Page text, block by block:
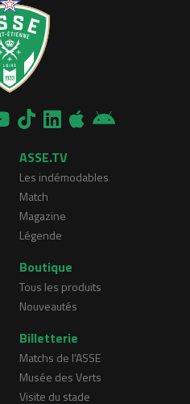
ASSE.TV
Les indémodables
Match
Magazine
Légende
Boutique
Tous les produits
Nouveautés
Billetterie
Matchs de l'ASSE
Musée des Verts
Visite du stade